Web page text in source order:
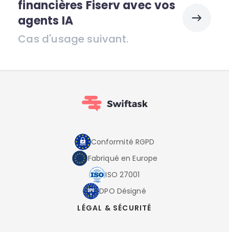
financières Fiserv avec vos
agents IA
Cas d'usage suivant.
Conformité RGPD
Fabriqué en Europe
ISO 27001
DPO Désigné
LÉGAL & SÉCURITÉ